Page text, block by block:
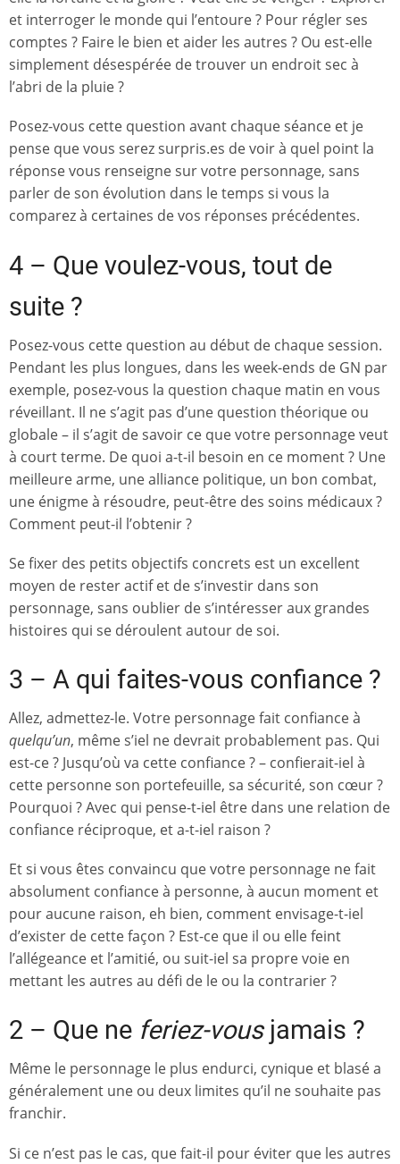
et interroger le monde qui l’entoure ? Pour régler ses
comptes ? Faire le bien et aider les autres ? Ou est-elle
simplement désespérée de trouver un endroit sec à
l’abri de la pluie ?
Posez-vous cette question avant chaque séance et je
pense que vous serez surpris.es de voir à quel point la
réponse vous renseigne sur votre personnage, sans
parler de son évolution dans le temps si vous la
comparez à certaines de vos réponses précédentes.
4 – Que voulez-vous, tout de
suite ?
Posez-vous cette question au début de chaque session.
Pendant les plus longues, dans les week-ends de GN par
exemple, posez-vous la question chaque matin en vous
réveillant. Il ne s’agit pas d’une question théorique ou
globale – il s’agit de savoir ce que votre personnage veut
à court terme. De quoi a-t-il besoin en ce moment ? Une
meilleure arme, une alliance politique, un bon combat,
une énigme à résoudre, peut-être des soins médicaux ?
Comment peut-il l’obtenir ?
Se fixer des petits objectifs concrets est un excellent
moyen de rester actif et de s’investir dans son
personnage, sans oublier de s’intéresser aux grandes
histoires qui se déroulent autour de soi.
3 – A qui faites-vous confiance ?
Allez, admettez-le. Votre personnage fait confiance à
quelqu’un, même s’iel ne devrait probablement pas. Qui
est-ce ? Jusqu’où va cette confiance ? – confierait-iel à
cette personne son portefeuille, sa sécurité, son cœur ?
Pourquoi ? Avec qui pense-t-iel être dans une relation de
confiance réciproque, et a-t-iel raison ?
Et si vous êtes convaincu que votre personnage ne fait
absolument confiance à personne, à aucun moment et
pour aucune raison, eh bien, comment envisage-t-iel
d’exister de cette façon ? Est-ce que il ou elle feint
l’allégeance et l’amitié, ou suit-iel sa propre voie en
mettant les autres au défi de le ou la contrarier ?
2 – Que ne feriez-vous jamais ?
Même le personnage le plus endurci, cynique et blasé a
généralement une ou deux limites qu’il ne souhaite pas
franchir.
Si ce n’est pas le cas, que fait-il pour éviter que les autres